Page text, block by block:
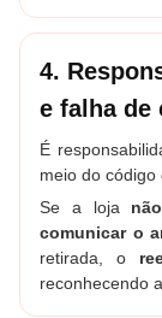
4.
e falha de
É
meio do código
Se a loja
comunicar o
retirada, o
reconhecendo